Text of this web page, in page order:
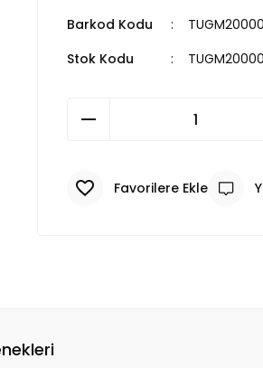
Barkod Kodu
Stok Kodu